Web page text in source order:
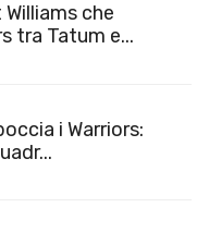
che
tra Tatum e...
i Warriors: